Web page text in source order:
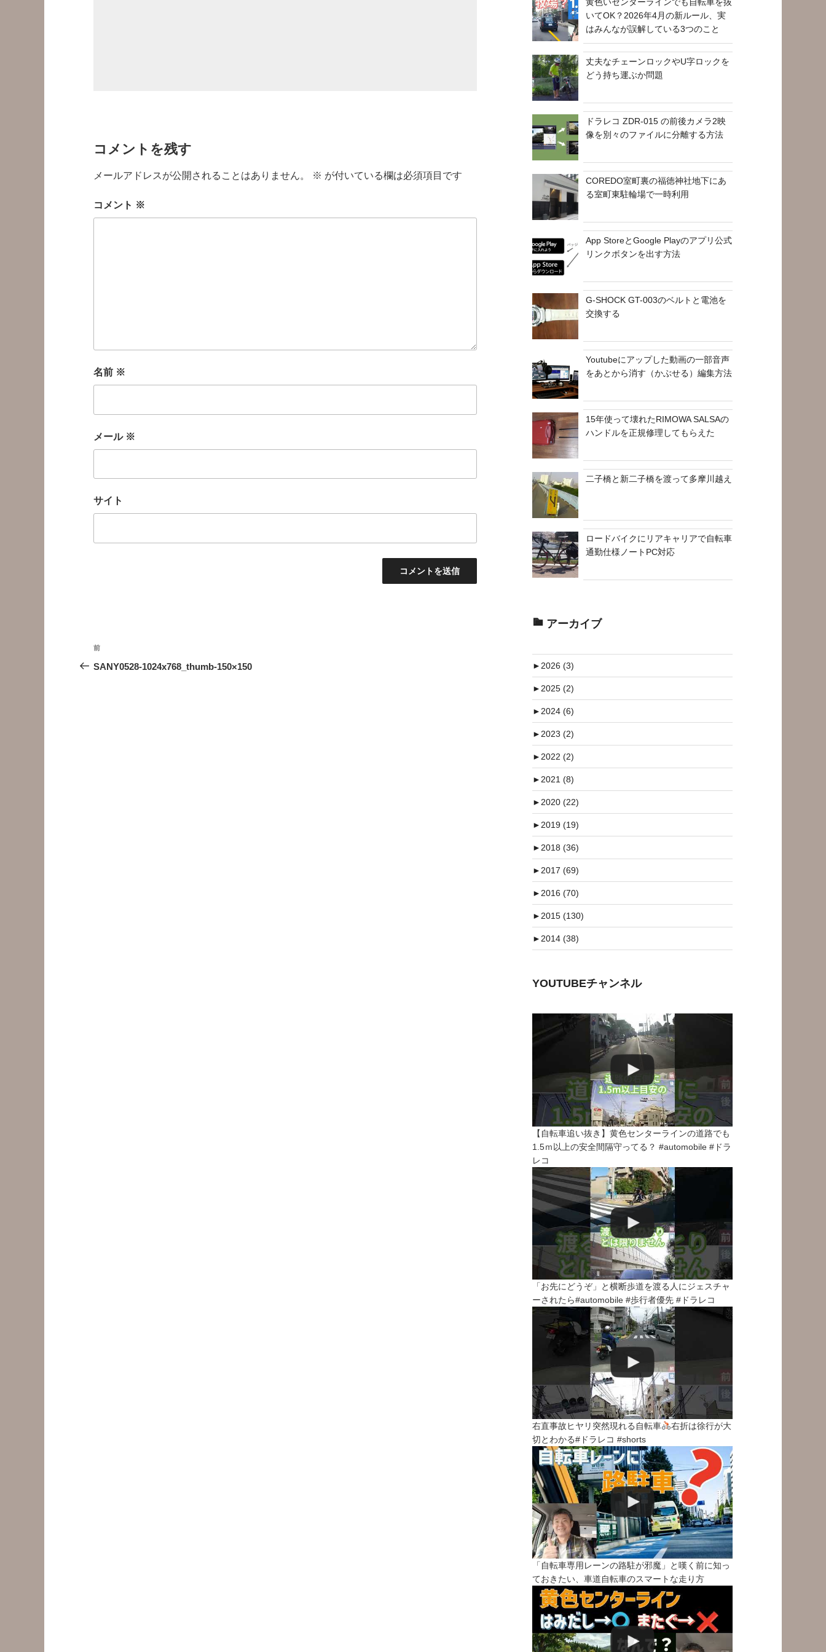
コメントを残す
メールアドレスが公開されることはありません。 ※ が付いている欄は必須項目です
コメント ※
名前 ※
メール ※
サイト
投
稿
前
の
前
SANY0528-1024x768_thumb-150×150
いてOK？2026年4月の新ルール、実
はみんなが誤解している3つのこと
丈夫なチェーンロックやU字ロックを
どう持ち運ぶか問題
ドラレコ ZDR-015 の前後カメラ2映
像を別々のファイルに分離する方法
COREDO室町裏の福徳神社地下にあ
る室町東駐輪場で一時利用
App StoreとGoogle Playのアプリ公式
リンクボタンを出す方法
G-SHOCK GT-003のベルトと電池を
交換する
Youtubeにアップした動画の一部音声
をあとから消す（かぶせる）編集方法
15年使って壊れたRIMOWA SALSAの
ハンドルを正規修理してもらえた
二子橋と新二子橋を渡って多摩川越え
ロードバイクにリアキャリアで自転車
通勤仕様ノートPC対応
アーカイブ
►2026 (3)
►2025 (2)
►2024 (6)
►2023 (2)
►2022 (2)
►2021 (8)
►2020 (22)
►2019 (19)
►2018 (36)
►2017 (69)
►2016 (70)
►2015 (130)
►2014 (38)
YOUTUBEチャンネル
【自転車追い抜き】黄色センターラインの道路でも
1.5ｍ以上の安全間隔守ってる？ #automobile #ドラ
レコ
「お先にどうぞ」と横断歩道を渡る人にジェスチャ
ーされたら#automobile #歩行者優先 #ドラレコ
右直事故ヒヤリ突然現れる自転車
右折は徐行が大
切とわかる#ドラレコ #shorts
「自転車専用レーンの路駐が邪魔」と嘆く前に知っ
ておきたい、車道自転車のスマートな走り方